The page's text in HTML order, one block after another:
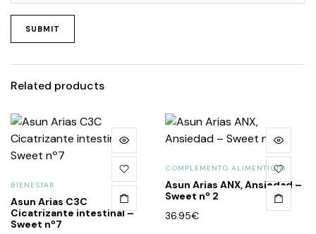
Related products
BIENESTAR
Asun Arias C3C
Cicatrizante intestinal –
Sweet nº7
COMPLEMENTO ALIMENTICIO
Asun Arias ANX, Ansiedad –
Sweet nº 2
36.95€